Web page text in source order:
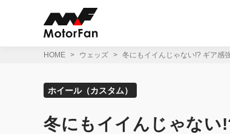
HOME ウェッズ 冬にもイイんじゃない!? ギア感
ホイール（カスタム）
冬にもイイんじゃない